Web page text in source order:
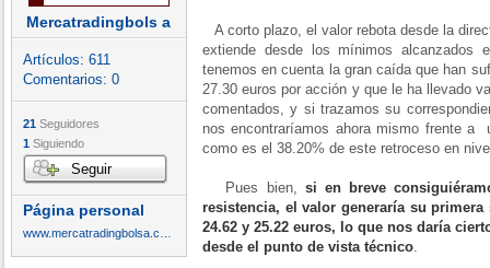
Mercatradingbols a
Artículos: 611
Comentarios: 0
21 Seguidores
1 Siguiendo
Seguir
Página personal
A corto plazo, el valor rebota desde la
extiende desde los mínimos
tenemos en cuenta la gran caída que han
27.30 euros por acción y que le ha llevado
comentados, y si trazamos su
nos encontraríamos ahora mismo frente a
como es el 38.20% de este retroceso en
Pues bien, si en breve
resistencia, el valor generaría su
24.62 y 25.22 euros, lo que nos daría
desde el punto de vista técnico.